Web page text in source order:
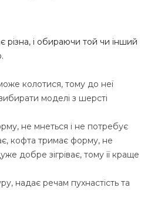
різна, і обираючи той чи інший
колотися, тому до неї
моделі з шерсті
не мнеться і не потребує
кофта тримає форму, не
добре зігріває, тому її краще
надає речам пухнастість та